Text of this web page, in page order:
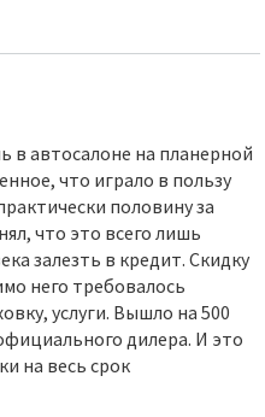
в автосалоне на планерной
что играло в пользу
половину за
что это всего лишь
залезть в кредит. Скидку
него требовалось
услуги. Вышло на 500
дилера. И это
на весь срок